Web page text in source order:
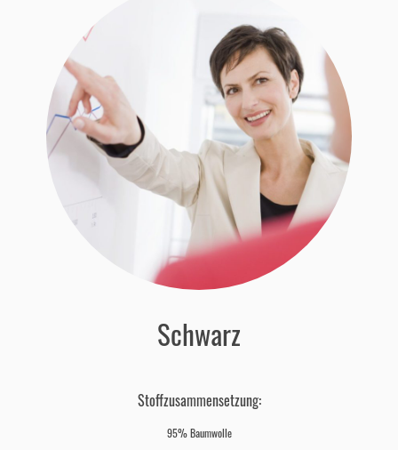
Schwarz
Stoffzusammensetzung:
95% Baumwolle